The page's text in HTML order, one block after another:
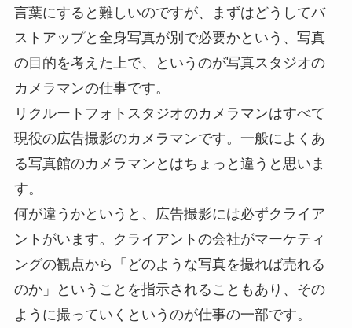
言葉にすると難しいのですが、まずはどうしてバ
ストアップと全身写真が別で必要かという、写真
の目的を考えた上で、というのが写真スタジオの
カメラマンの仕事です。
リクルートフォトスタジオのカメラマンはすべて
現役の広告撮影のカメラマンです。一般によくあ
る写真館のカメラマンとはちょっと違うと思いま
す。
何が違うかというと、広告撮影には必ずクライア
ントがいます。クライアントの会社がマーケティ
ングの観点から「どのような写真を撮れば売れる
のか」ということを指示されることもあり、その
ように撮っていくというのが仕事の一部です。